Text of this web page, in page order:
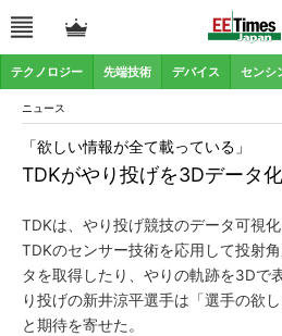
テクノロジー 先端技術 デバイス センシ
ニュース
TDKがやり投げを3Dデータ
「欲しい情報が全て載っている」
TDKは、やり投げ競技のデータ可視
TDKのセンサー技術を応用して投射
タを取得したり、やりの軌跡を3Dで
り投げの新井涼平選手は「選手の欲
と期待を寄せた。